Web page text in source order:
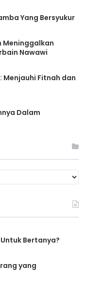
Yang Bersyukur
Meninggalkan
Nawawi
Menjauhi Fitnah dan
Dalam
Bertanya?
yang